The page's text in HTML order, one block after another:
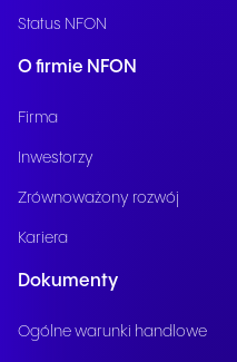
Status NFON
O firmie NFON
Firma
Inwestorzy
Zrównoważony rozwój
Kariera
Dokumenty
Ogólne warunki handlowe